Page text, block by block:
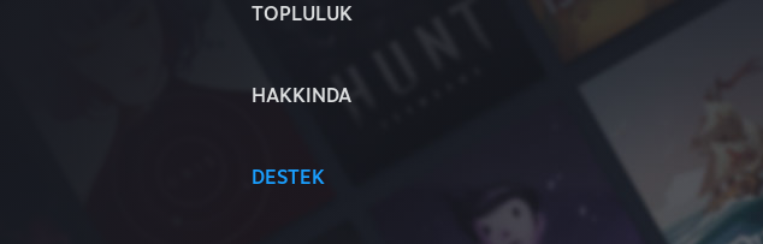
TOPLULUK
HAKKINDA
DESTEK